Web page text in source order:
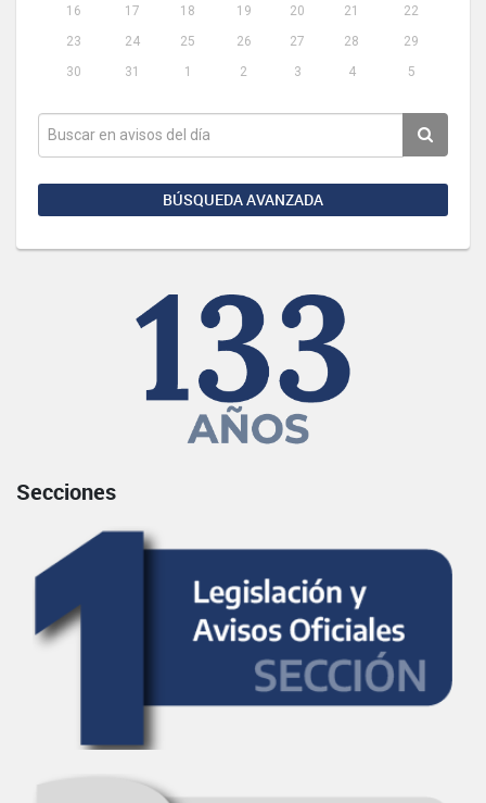
16
17 18 19 20 21
22
23
24 25 26 27 28
29
30
31 1 2 3 4 5
BÚSQUEDA AVANZADA
Secciones